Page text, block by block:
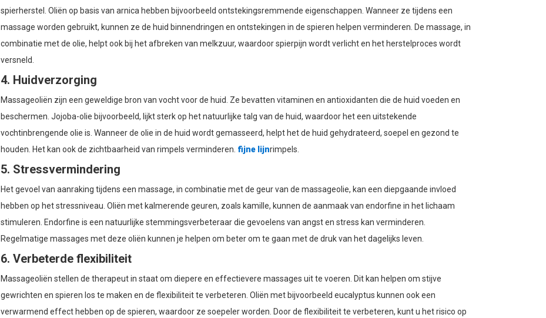
spierherstel. Oliën op basis van arnica hebben bijvoorbeeld ontstekingsremmende eigenschappen. Wanneer ze tijdens een
massage worden gebruikt, kunnen ze de huid binnendringen en ontstekingen in de spieren helpen verminderen. De massage, in
combinatie met de olie, helpt ook bij het afbreken van melkzuur, waardoor spierpijn wordt verlicht en het herstelproces wordt
versneld.
4. Huidverzorging
Massageoliën zijn een geweldige bron van vocht voor de huid. Ze bevatten vitaminen en antioxidanten die de huid voeden en
beschermen. Jojoba-olie bijvoorbeeld, lijkt sterk op het natuurlijke talg van de huid, waardoor het een uitstekende
vochtinbrengende olie is. Wanneer de olie in de huid wordt gemasseerd, helpt het de huid gehydrateerd, soepel en gezond te
houden. Het kan ook de zichtbaarheid van rimpels verminderen. fijne lijnrimpels.
5. Stressvermindering
Het gevoel van aanraking tijdens een massage, in combinatie met de geur van de massageolie, kan een diepgaande invloed
hebben op het stressniveau. Oliën met kalmerende geuren, zoals kamille, kunnen de aanmaak van endorfine in het lichaam
stimuleren. Endorfine is een natuurlijke stemmingsverbeteraar die gevoelens van angst en stress kan verminderen.
Regelmatige massages met deze oliën kunnen je helpen om beter om te gaan met de druk van het dagelijks leven.
6. Verbeterde flexibiliteit
Massageoliën stellen de therapeut in staat om diepere en effectievere massages uit te voeren. Dit kan helpen om stijve
gewrichten en spieren los te maken en de flexibiliteit te verbeteren. Oliën met bijvoorbeeld eucalyptus kunnen ook een
verwarmend effect hebben op de spieren, waardoor ze soepeler worden. Door de flexibiliteit te verbeteren, kunt u het risico op